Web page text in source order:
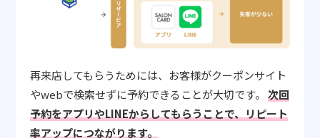
再来店してもらうためには、お客様がクーポンサイト
やwebで検索せずに予約できることが大切です。 次回
予約をアプリやLINEからしてもらうことで、リピート
率アップにつながります。